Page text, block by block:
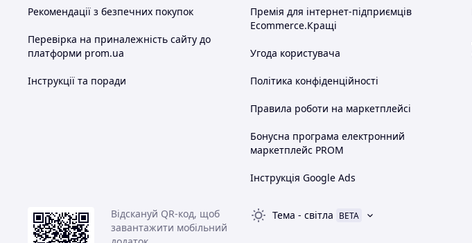
Рекомендації з безпечних покупок
Перевірка на приналежність сайту до
платформи prom.ua
Інструкції та поради
Премія для інтернет-підприємців
Ecommerce.Кращі
Угода користувача
Політика конфіденційності
Правила роботи на маркетплейсі
Бонусна програма електронний
маркетплейс PROM
Інструкція Google Ads
Відскануй QR-код, щоб
завантажити мобільний
Тема - світла BETA